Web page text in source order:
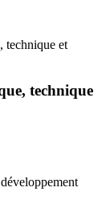
technique et
technique